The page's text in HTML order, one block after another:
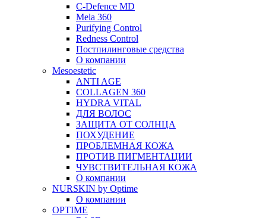
C-Defence MD
Mela 360
Purifying Control
Redness Control
Постпилинговые средства
О компании
Mesoestetic
ANTI AGE
COLLAGEN 360
HYDRA VITAL
ДЛЯ ВОЛОС
ЗАЩИТА ОТ СОЛНЦА
ПОХУДЕНИЕ
ПРОБЛЕМНАЯ КОЖА
ПРОТИВ ПИГМЕНТАЦИИ
ЧУВСТВИТЕЛЬНАЯ КОЖА
О компании
NURSKIN by Optime
О компании
OPTIME